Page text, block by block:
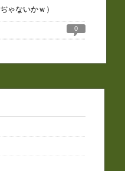
ゃないかｗ）
0